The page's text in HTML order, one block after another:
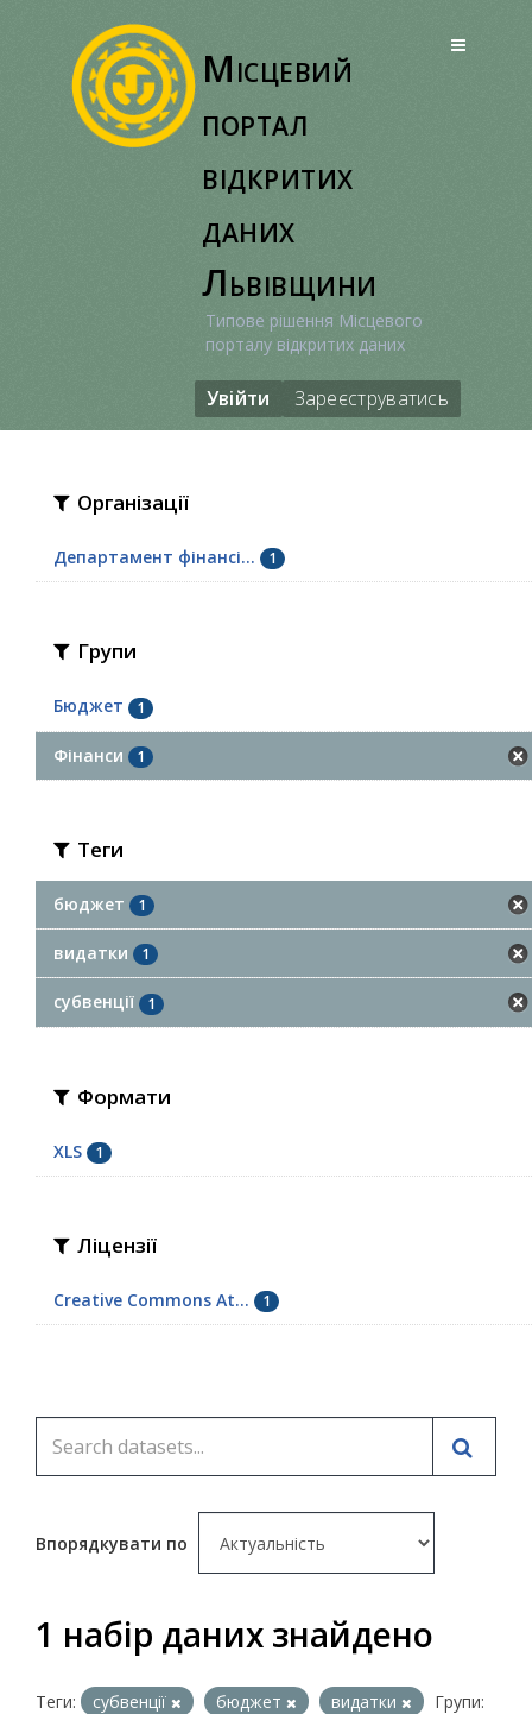
Місцевий
портал
відкритих
даних
Львівщини
Типове рішення Місцевого
порталу відкритих даних
Увійти Зареєструватись
Організації
Департамент фінансі... 1
Групи
Бюджет 1
Фінанси 1
Теги
бюджет 1
видатки 1
субвенції 1
Формати
XLS 1
Ліцензії
Creative Commons At... 1
Впорядкувати по
1 набір даних знайдено
Теги: субвенції бюджет видатки
Групи: